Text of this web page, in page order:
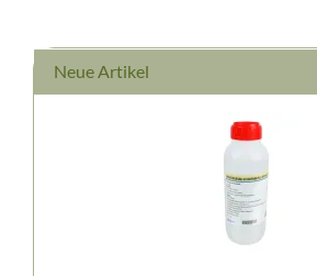
Neue Artikel